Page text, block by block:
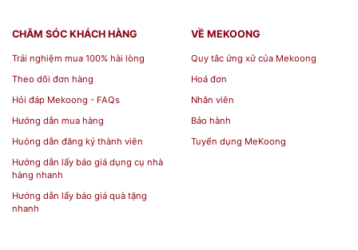
CHĂM SÓC KHÁCH HÀNG
Trải nghiệm mua 100% hài lòng
Theo dõi đơn hàng
Hỏi đáp Mekoong - FAQs
Hướng dẫn mua hàng
Huóng dẫn đăng ký thành viên
Hướng dẫn lấy báo giá dụng cụ nhà
hàng nhanh
Hướng dẫn lấy báo giá quà tặng
nhanh
VỀ MEKOONG
Quy tắc ứng xử của Mekoong
Hoá đơn
Nhân viên
Bảo hành
Tuyển dụng MeKoong